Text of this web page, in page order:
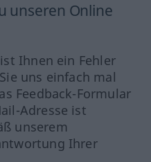
unseren Online
Ihnen ein Fehler
uns einfach mal
Feedback-Formular
Adresse ist
unserem
Ihrer